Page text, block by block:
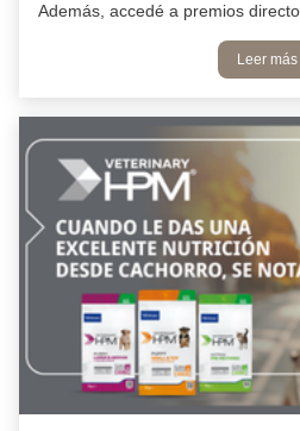
Leer más
Además, accedé a premios